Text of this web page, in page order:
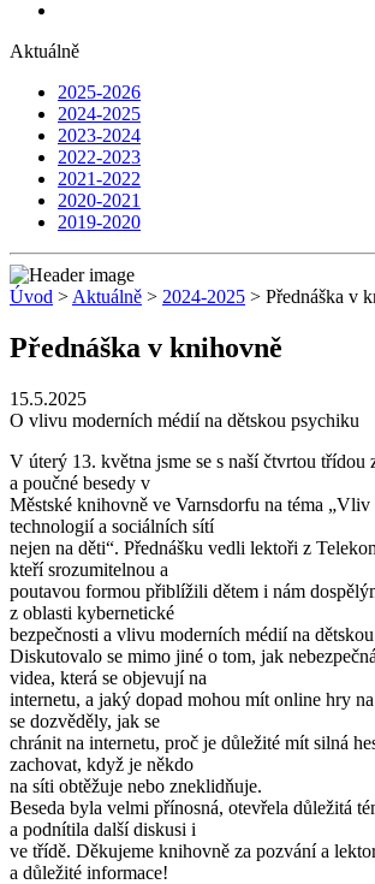
Aktuálně
2025-2026
2024-2025
2023-2024
2022-2023
2021-2022
2020-2021
2019-2020
Úvod > Aktuálně > 2024-2025 > Přednáška v
Přednáška v knihovně
15.5.2025
O vlivu moderních médií na dětskou psychiku
V úterý 13. května jsme se s naší čtvrtou třídou
a poučné besedy v
Městské knihovně ve Varnsdorfu na téma „Vliv
technologií a sociálních sítí
nejen na děti“. Přednášku vedli lektoři z
kteří srozumitelnou a
poutavou formou přiblížili dětem i nám
z oblasti kybernetické
bezpečnosti a vlivu moderních médií na
Diskutovalo se mimo jiné o tom, jak
videa, která se objevují na
internetu, a jaký dopad mohou mít online hry
se dozvěděly, jak se
chránit na internetu, proč je důležité mít silná
zachovat, když je někdo
na síti obtěžuje nebo zneklidňuje.
Beseda byla velmi přínosná, otevřela důležitá
a podnítila další diskusi i
ve třídě. Děkujeme knihovně za pozvání a
a důležité informace!